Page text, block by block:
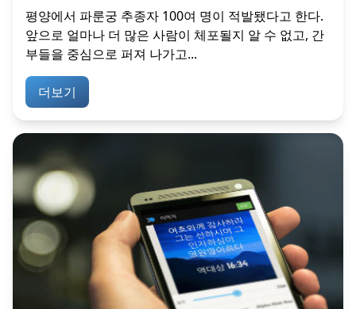
평양에서 파룬궁 추종자 100여 명이 적발됐다고 한다.
앞으로 얼마나 더 많은 사람이 체포될지 알 수 없고, 간
부들을 중심으로 퍼져 나가고...
더보기